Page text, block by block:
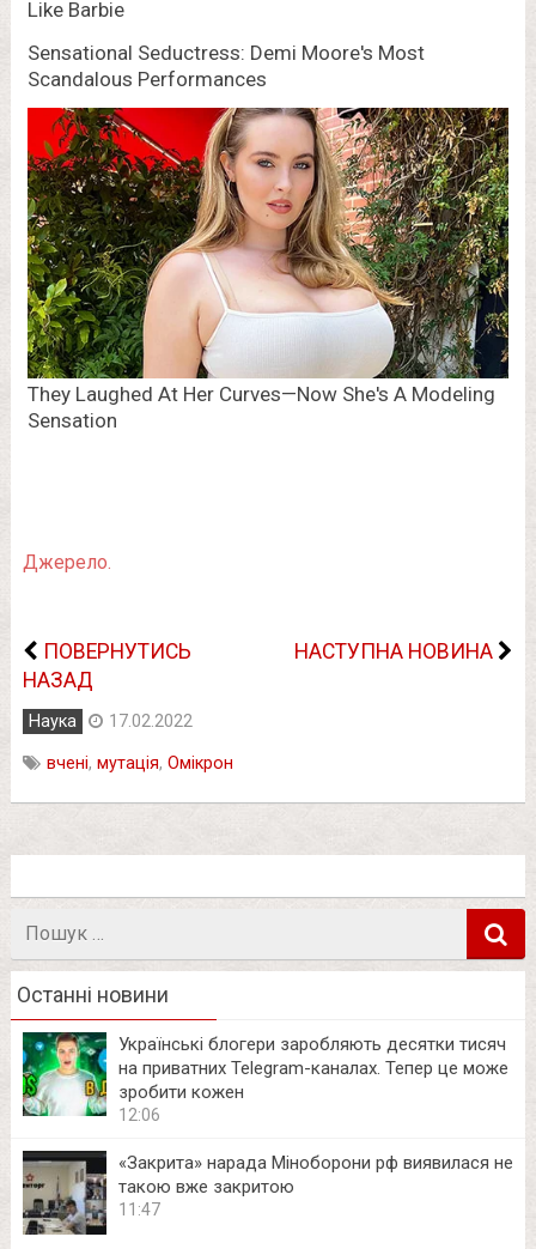
Джерело.
ПОВЕРНУТИСЬ
НАЗАД
НАСТУПНА НОВИНА
Наука 17.02.2022
вчені, мутація, Омікрон
Пошук
Останні новини
Українські блогери заробляють десятки тисяч
на приватних Telegram-каналах. Тепер це може
зробити кожен
12:06
«Закрита» нарада Міноборони рф виявилася не
такою вже закритою
11:47